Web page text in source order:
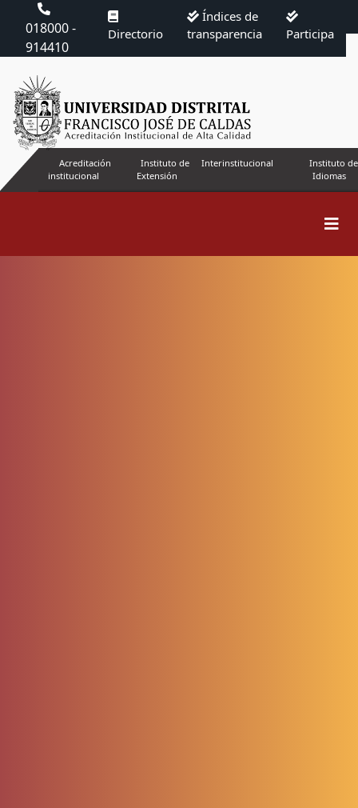
018000 -
914410
Directorio
Índices de
transparencia
Participa
Acreditación
institucional
Instituto de
Extensión
Interinstitucional
Instituto de
Idiomas